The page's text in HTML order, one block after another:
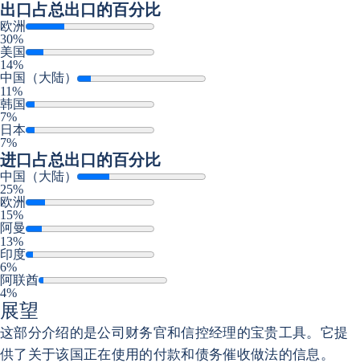
出口占总出口的百分比
欧洲
30%
美国
14%
中国（大陆）
11%
韩国
7%
日本
7%
进口占总出口的百分比
中国（大陆）
25%
欧洲
15%
阿曼
13%
印度
6%
阿联酋
4%
展望
这部分介绍的是公司财务官和信控经理的宝贵工具。它提
供了关于该国正在使用的付款和债务催收做法的信息。